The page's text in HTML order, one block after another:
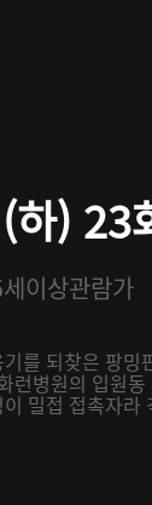
하) 23
이상관람가
를 되찾은 팡
런병원의 입원
밀접 접촉자